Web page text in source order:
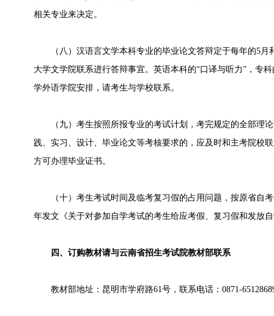
相关专业来决定。
（八）汉语言文学本科专业的毕业论文答辩定于每年的5月
大学文学院联系进行答辩事宜。英语本科的“口译与听力”，专
学外语学院安排，请考生与学校联系。
（九）考生按照所报专业的考试计划，考完规定的全部理论
践、实习、设计、毕业论文等考核要求的，应及时和主考院校
方可办理毕业证书。
（十）考生考试时间及临考复习假的占用问题，按原省自考
年发文《关于对参加自学考试的考生给应考假、复习假和发放
四、订购教材请与云南省招生考试院教材部联系
教材部地址：昆明市学府路61号，联系电话：0871-